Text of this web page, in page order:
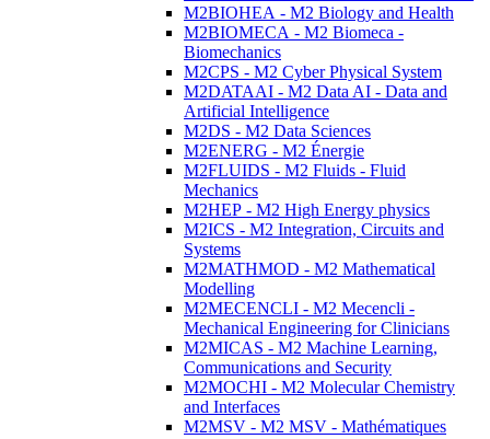
M2BIOHEA - M2 Biology and Health
M2BIOMECA - M2 Biomeca -
Biomechanics
M2CPS - M2 Cyber Physical System
M2DATAAI - M2 Data AI - Data and
Artificial Intelligence
M2DS - M2 Data Sciences
M2ENERG - M2 Énergie
M2FLUIDS - M2 Fluids - Fluid
Mechanics
M2HEP - M2 High Energy physics
M2ICS - M2 Integration, Circuits and
Systems
M2MATHMOD - M2 Mathematical
Modelling
M2MECENCLI - M2 Mecencli -
Mechanical Engineering for Clinicians
M2MICAS - M2 Machine Learning,
Communications and Security
M2MOCHI - M2 Molecular Chemistry
and Interfaces
M2MSV - M2 MSV - Mathématiques